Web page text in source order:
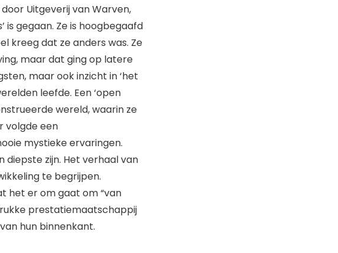
Uitgeverij van Warven,
is gegaan. Ze is hoogbegaafd
kreeg dat ze anders was. Ze
maar dat ging op latere
maar ook inzicht in ‘het
leefde. Een ‘open
wereld, waarin ze
volgde een
mystieke ervaringen.
diepste zijn. Het verhaal van
te begrijpen.
het er om gaat om “van
prestatiemaatschappij
hun binnenkant.